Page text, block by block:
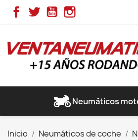
FacebookTwitterYouTube
Neumáticos
Inicio Neumáticos de coche